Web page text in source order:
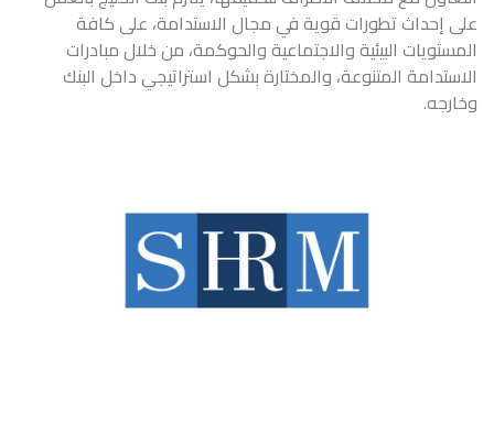
على إحداث تطورات قوية في مجال الاستدامة، على كافة
المستويات البيئية والاجتماعية والحوكمة، من خلال مبادرات
الاستدامة المتنوعة، والمختارة بشكل استراتيجي داخل البنك
وخارجه.